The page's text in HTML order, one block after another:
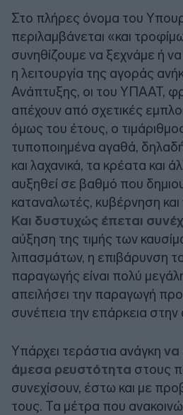
Στο πλήρες όνομα του
περιλαμβάνεται «και
συνηθίζουμε να ξεχνάμε ή
η λειτουργία της αγοράς
Ανάπτυξης, οι του ΥΠΑΑΤ,
απέχουν από σχετικές
όμως του έτους, ο
τυποποιημένα αγαθά,
και λαχανικά, τα κρέατα και
αυξηθεί σε βαθμό που
καταναλωτές, κυβέρνηση και
Και δυστυχώς έπεται
αύξηση της τιμής των
λιπασμάτων, η επιβάρυνση
παραγωγής είναι πολύ
απειλήσει την παραγωγή
συνέπεια την επάρκεια στην
Υπάρχει τεράστια ανάγκη να
άμεσα ρευστότητα στους
συνεχίσουν, έστω και με
τους. Τα μέτρα που